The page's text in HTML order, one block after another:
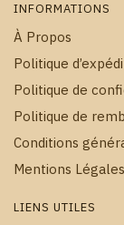
INFORMATIONS
À Propos
Politique
Politique de
Politique de
Conditions
Mentions Légales
LIENS UTILES